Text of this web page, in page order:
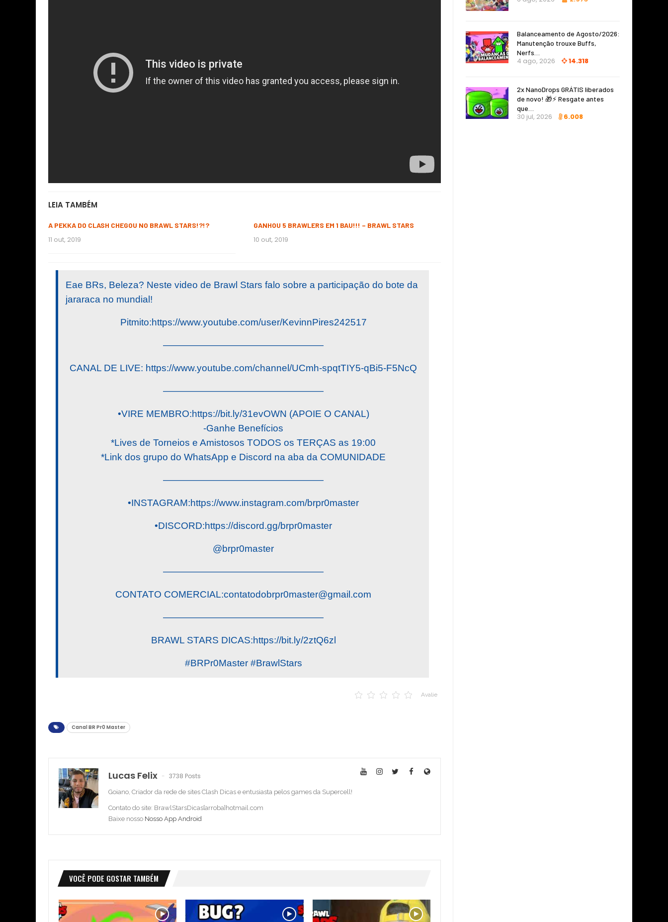
LEIA TAMBÉM
A PEKKA DO CLASH CHEGOU NO BRAWL STARS!?!?
11 out, 2019
GANHOU 5 BRAWLERS EM 1 BAU!!! – BRAWL STARS
10 out, 2019
Eae BRs, Beleza? Neste video de Brawl Stars falo sobre a participação do bote da
jararaca no mundial!
Pitmito:https://www.youtube.com/user/KevinnPires242517
—————————————————
CANAL DE LIVE: https://www.youtube.com/channel/UCmh-spqtTIY5-qBi5-F5NcQ
—————————————————
•VIRE MEMBRO:https://bit.ly/31evOWN (APOIE O CANAL)
-Ganhe Benefícios
*Lives de Torneios e Amistosos TODOS os TERÇAS as 19:00
*Link dos grupo do WhatsApp e Discord na aba da COMUNIDADE
—————————————————
•INSTAGRAM:https://www.instagram.com/brpr0master
•DISCORD:https://discord.gg/brpr0master
@brpr0master
—————————————————
CONTATO COMERCIAL:contatodobrpr0master@gmail.com
—————————————————
BRAWL STARS DICAS:https://bit.ly/2ztQ6zl
#BRPr0Master #BrawlStars
Avalie
Canal BR Pr0 Master
Lucas Felix 3738 Posts
Goiano, Criador da rede de sites Clash Dicas e entusiasta pelos games da Supercell!
Contato do site: BrawlStarsDicas[arroba]hotmail.com
Baixe nosso Nosso App Android
VOCÊ PODE GOSTAR TAMBÉM
Balanceamento de Agosto/2026:
Manutenção trouxe Buffs,
Nerfs…
4 ago, 2026 14.318
2x NanoDrops GRÁTIS liberados
de novo! 🎁⚡ Resgate antes
que…
30 jul, 2026 6.008